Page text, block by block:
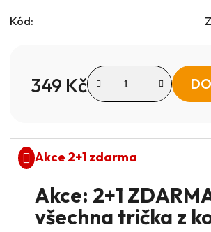
Kód:
349 Kč
Akce 2+1 zdarma
Akce: 2+1
všechna trička z